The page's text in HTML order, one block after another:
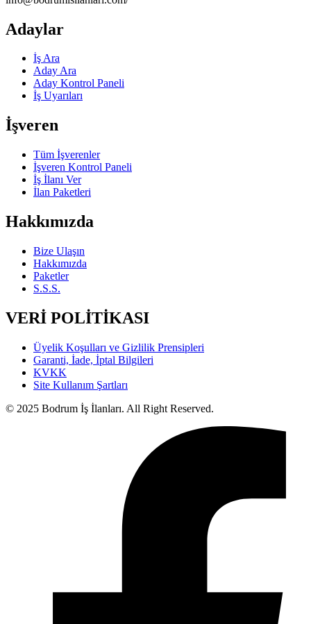
Adaylar
İş Ara
Aday Ara
Aday Kontrol Paneli
İş Uyarıları
İşveren
Tüm İşverenler
İşveren Kontrol Paneli
İş İlanı Ver
İlan Paketleri
Hakkımızda
Bize Ulaşın
Hakkımızda
Paketler
S.S.S.
VERİ POLİTİKASI
Üyelik Koşulları ve Gizlilik Prensipleri
Garanti, İade, İptal Bilgileri
KVKK
Site Kullanım Şartları
© 2025 Bodrum İş İlanları. All Right Reserved.